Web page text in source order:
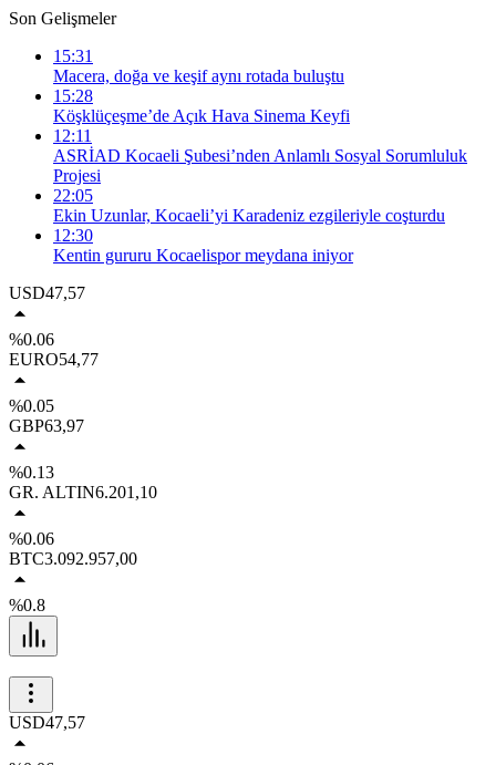
Son Gelişmeler
15:31
Macera, doğa ve keşif aynı rotada buluştu
15:28
Köşklüçeşme’de Açık Hava Sinema Keyfi
12:11
ASRİAD Kocaeli Şubesi’nden Anlamlı Sosyal Sorumluluk
Projesi
22:05
Ekin Uzunlar, Kocaeli’yi Karadeniz ezgileriyle coşturdu
12:30
Kentin gururu Kocaelispor meydana iniyor
USD47,57
%0.06
EURO54,77
%0.05
GBP63,97
%0.13
GR. ALTIN6.201,10
%0.06
BTC3.092.957,00
%0.8
USD47,57